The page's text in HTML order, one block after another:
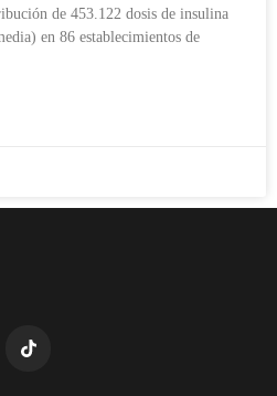
de 453.122 dosis de insulina
en 86 establecimientos de